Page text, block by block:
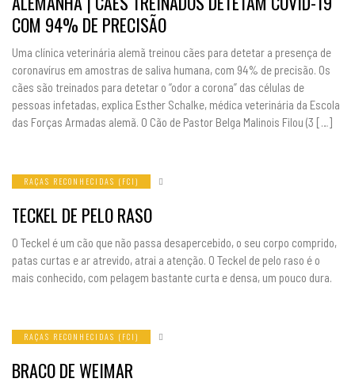
COM 94% DE PRECISÃO
Uma clínica veterinária alemã treinou cães para detetar a presença de
coronavírus em amostras de saliva humana, com 94% de precisão. Os
cães são treinados para detetar o “odor a corona” das células de
pessoas infetadas, explica Esther Schalke, médica veterinária da Escola
das Forças Armadas alemã. O Cão de Pastor Belga Malinois Filou (3 […]
RAÇAS RECONHECIDAS (FCI)
TECKEL DE PELO RASO
O Teckel é um cão que não passa desapercebido, o seu corpo comprido,
patas curtas e ar atrevido, atrai a atenção. O Teckel de pelo raso é o
mais conhecido, com pelagem bastante curta e densa, um pouco dura.
RAÇAS RECONHECIDAS (FCI)
BRACO DE WEIMAR